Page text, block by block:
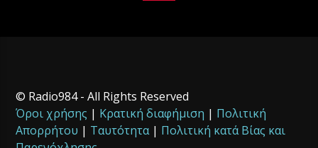
© Radio984 - All Rights Reserved
Όροι χρήσης | Κρατική διαφήμιση | Πολιτική
Απορρήτου | Ταυτότητα| Πολιτική κατά Βίας και